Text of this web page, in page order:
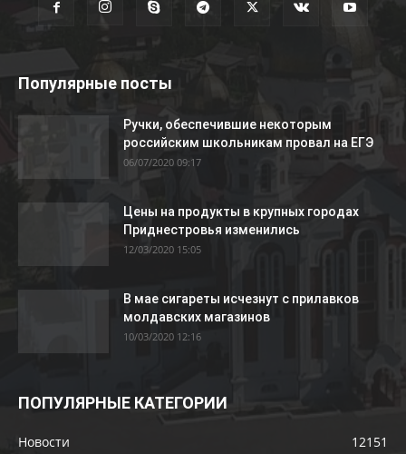
Популярные посты
Ручки, обеспечившие некоторым
российским школьникам провал на ЕГЭ
06/07/2020 09:17
Цены на продукты в крупных городах
Приднестровья изменились
12/03/2020 15:05
В мае сигареты исчезнут с прилавков
молдавских магазинов
10/03/2020 12:16
ПОПУЛЯРНЫЕ КАТЕГОРИИ
Новости 12151